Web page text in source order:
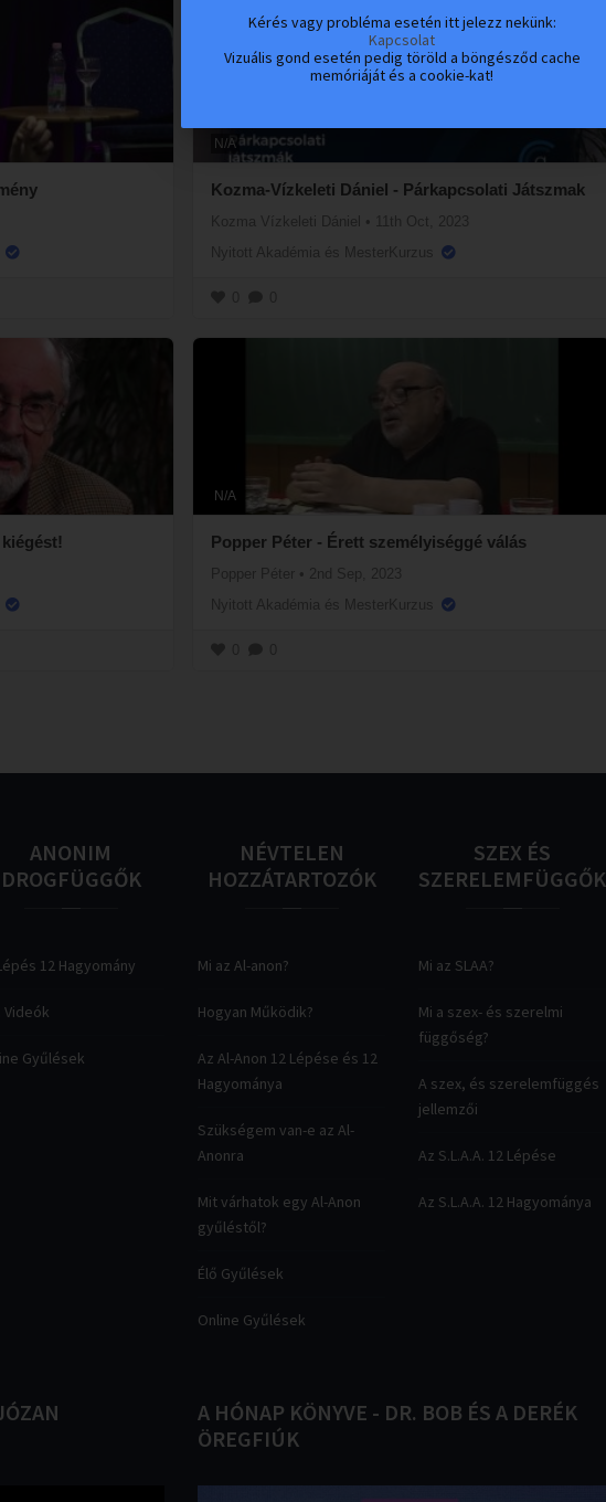
N/A
Kozma-Vízkeleti Dániel - Párkapcsolati Játszmak
Kozma Vízkeleti Dániel •
11th Oct, 2023
Nyitott Akadémia és MesterKurzus
N/A
Popper Péter - Érett személyiséggé válás
Popper Péter •
2nd Sep, 2023
Nyitott Akadémia és MesterKurzus
ANONIM
DROGFÜGGŐK
12 Hagyomány
Videók
Gyűlések
NÉVTELEN
HOZZÁTARTOZÓK
Mi az Al-anon?
Hogyan Működik?
Az Al-Anon 12 Lépése és 12
Hagyománya
Szükségem van-e az Al-
Anonra
Mit várhatok egy Al-Anon
gyűléstől?
Élő Gyűlések
Online Gyűlések
SZEX ÉS
SZERELEMFÜGGŐK
Mi az SLAA?
Mi a szex- és szerelmi
függőség?
A szex, és szerelemfüggés
jellemzői
Az S.L.A.A. 12 Lépése
Az S.L.A.A. 12 Hagyománya
A HÓNAP KÖNYVE - DR. BOB ÉS A DERÉK
ÖREGFIÚK
Kérés vagy probléma esetén itt jelezz nekünk:
Kapcsolat
Vizuális gond esetén pedig töröld a böngésződ cache
memóriáját és a cookie-kat!